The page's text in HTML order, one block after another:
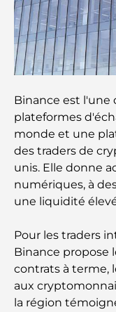
Architecture
de culture et
Comment
Les jets
l'univers du
Les bagues
monde
les parents
Découverte
Binance est l'une
plateformes
monde et une
des traders de
unis. Elle donne
numériques, à
une liquidité
Pour les traders
Binance propose
contrats à terme,
aux
la région